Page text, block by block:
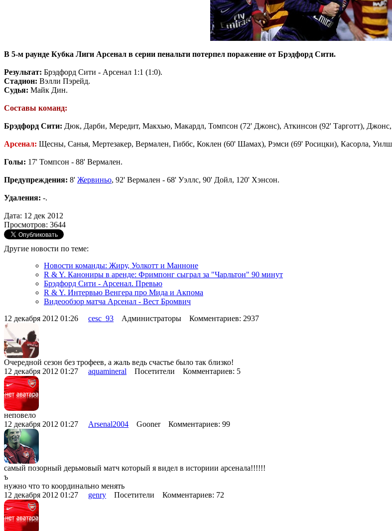
В 5-м раунде Кубка Лиги Арсенал в серии пенальти потерпел поражение от Брэдфорд Сити.
Результат: Брэдфорд Сити - Арсенал 1:1 (1:0).
Стадион: Вэлли Пэрейд.
Судья: Майк Дин.
Составы команд:
Брэдфорд Сити: Дюк, Дарби, Мередит, Макхью, Макардл, Томпсон (72' Джонс), Аткинсон (92' Тарготт),
Арсенал: Щесны, Санья, Мертезакер, Вермален, Гиббс, Коклен (60' Шамах), Рэмси (69' Росицки), Касорла,
Голы: 17' Томпсон - 88' Вермален.
Предупреждения: 8' Жервиньо, 92' Вермален - 68' Уэллс, 90' Дойл, 120' Хэнсон.
Удаления: -.
Дата: 12 дек 2012
Просмотров: 3644
Другие новости по теме:
Новости команды: Жиру, Уолкотт и Манноне
R & Y. Канониры в аренде: Фримпонг сыграл за "Чарльтон" 90 минут
Брэдфорд Сити - Арсенал. Превью
R & Y. Интервью Венгера про Мида и Акпома
Видеообзор матча Арсенал - Вест Бромвич
12 декабря 2012 01:26 cesc_93 Администраторы Комментариев: 2937
Очередной сезон без трофеев, а жаль ведь счастье было так близко!
12 декабря 2012 01:27 aquamineral Посетители Комментариев: 5
неповело
12 декабря 2012 01:27 Arsenal2004 Gooner Комментариев: 99
самый позорный дерьмовый матч который я видел в историии арсенала!!!!!!
ъ
нужно что то координально менять
12 декабря 2012 01:27 genry Посетители Комментариев: 72